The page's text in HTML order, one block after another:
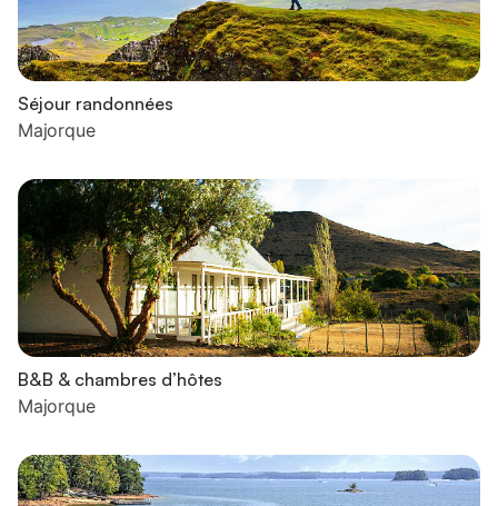
Séjour randonnées
Majorque
B&B & chambres d’hôtes
Majorque